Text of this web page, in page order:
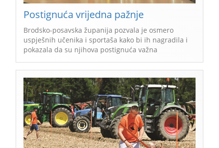
Postignuća vrijedna pažnje
Brodsko-posavska županija pozvala je osmero
uspješnih učenika i sportaša kako bi ih nagradila i
pokazala da su njihova postignuća važna